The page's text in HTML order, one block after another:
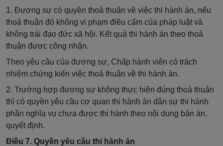
1. Đương sự có quyền thoả thuận về việc thi hành án, nếu
thoả thuận đó không vi phạm điều cấm của pháp luật và
không trái đạo đức xã hội. Kết quả thi hành án theo thoả
thuận được công nhận.
Theo yêu cầu của đương sự, Chấp hành viên có trách
nhiệm chứng kiến việc thoả thuận về thi hành án.
2. Trường hợp đương sự không thực hiện đúng thoả thuận
thì có quyền yêu cầu cơ quan thi hành án dân sự thi hành
phần nghĩa vụ chưa được thi hành theo nội dung bản án,
quyết định.
Điều 7. Quyền yêu cầu thi hành án